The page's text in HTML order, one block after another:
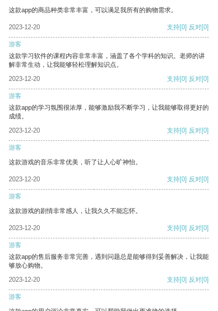
这款app的商品种类非常丰富，可以满足我所有的购物需求。
2023-12-20 支持[0] 反对[0]
游客
这款学习软件的课程内容非常丰富，涵盖了各个学科的知识。老师的讲
解非常生动，让我能够轻松理解知识点。
2023-12-20
支持[0] 反对[0]
游客
这款app的学习氛围很浓厚，能够激励我不断学习，让我能够取得更好的
成绩。
2023-12-20
支持[0] 反对[0]
游客
这款游戏的音乐非常优美，听了让人心旷神怡。
2023-12-20 支持[0] 反对[0]
游客
这款游戏的剧情非常感人，让我久久不能忘怀。
2023-12-20 支持[0] 反对[0]
游客
这款app的售后服务非常完善，遇到问题总是能够得到妥善解决，让我能
够放心购物。
2023-12-20
支持[0] 反对[0]
游客